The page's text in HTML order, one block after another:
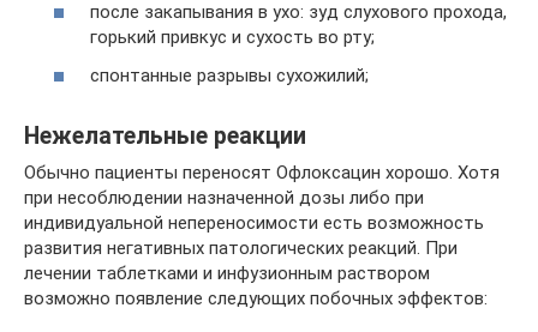
после закапывания в ухо: зуд слухового прохода,
горький привкус и сухость во рту;
спонтанные разрывы сухожилий;
Нежелательные реакции
Обычно пациенты переносят Офлоксацин хорошо. Хотя
при несоблюдении назначенной дозы либо при
индивидуальной непереносимости есть возможность
развития негативных патологических реакций. При
лечении таблетками и инфузионным раствором
возможно появление следующих побочных эффектов: